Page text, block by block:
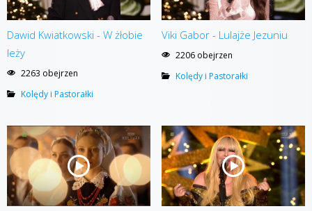
Dawid Kwiatkowski - W żłobie
leży
2263 obejrzen
Kolędy i Pastorałki
Viki Gabor - Lulajże Jezuniu
2206 obejrzen
Kolędy i Pastorałki